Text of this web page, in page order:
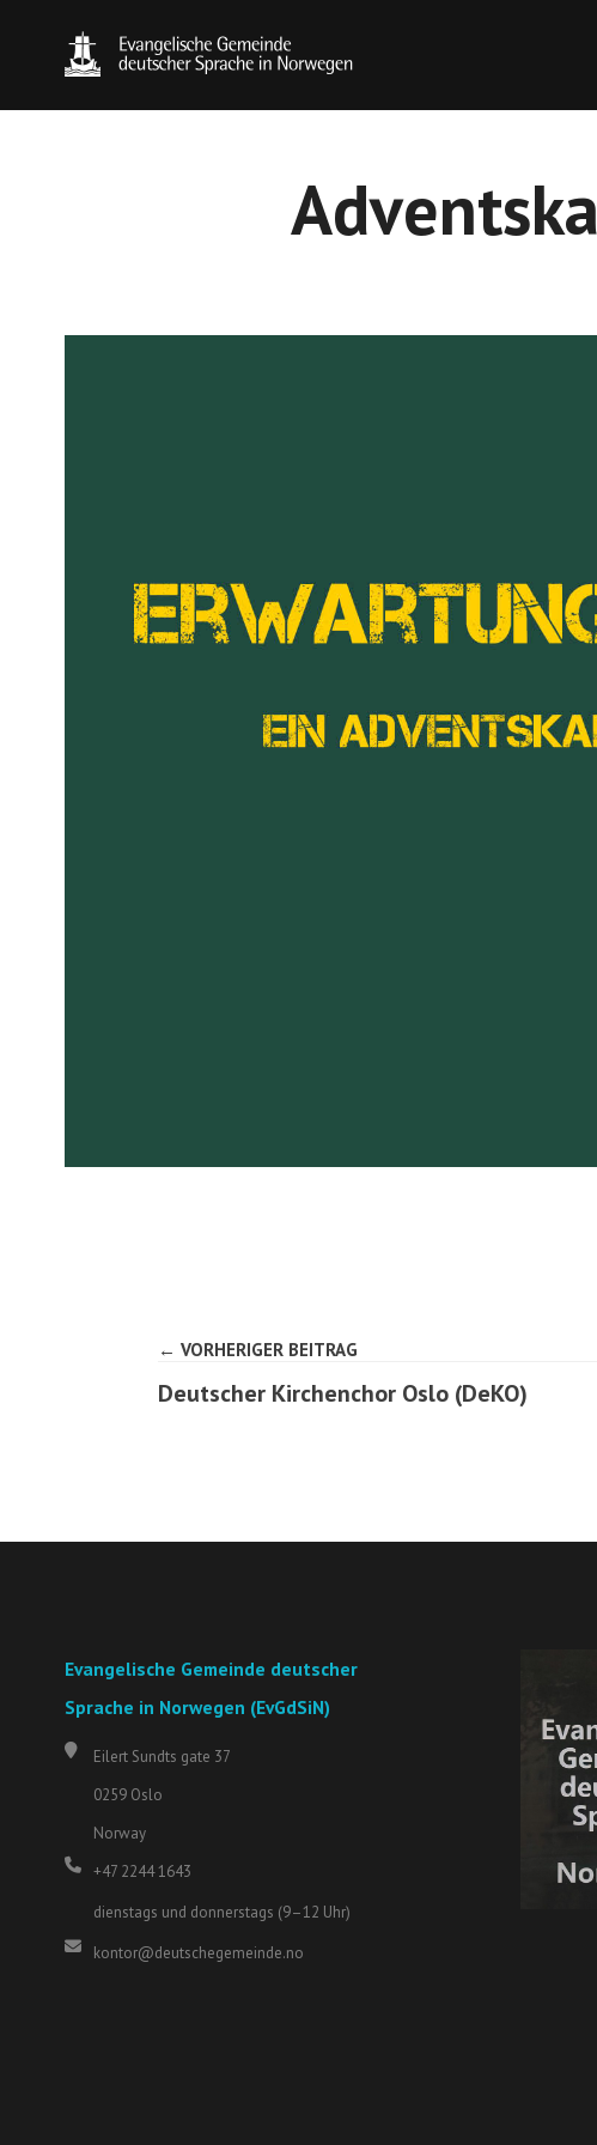
← VORHERIGER BEITRAG
Deutscher Kirchenchor Oslo (DeKO)
Evangelische Gemeinde deutscher
Sprache in Norwegen (EvGdSiN)
Eilert Sundts gate 37
0259 Oslo
Norway
+47 2244 1643
dienstags und donnerstags (9–12 Uhr)
kontor@deutschegemeinde.no